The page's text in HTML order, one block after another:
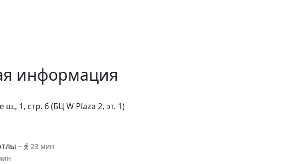
информация
1, стр. 6 (БЦ W Plaza 2, эт. 1)
~ 23 мин